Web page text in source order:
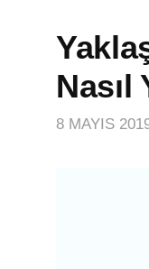
Nasıl
8 MAYIS